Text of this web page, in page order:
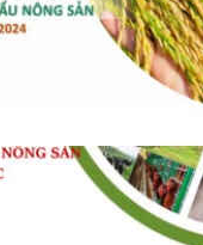
Giá heo hơi
số tỉnh miền